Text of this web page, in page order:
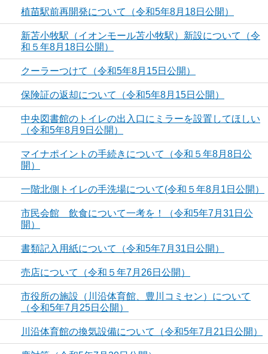
植苗駅前再開発について（令和5年8月18日公開）
新苫小牧駅（イオンモール苫小牧駅）新設について（令
和５年8月18日公開）
クーラーつけて（令和5年8月15日公開）
保険証の返却について（令和5年8月15日公開）
中央図書館のトイレの出入口にミラーを設置してほしい
（令和5年8月9日公開）
マイナポイントの手続きについて（令和５年8月8日公
開）
一階北側トイレの手洗場について(令和５年8月1日公開）
市民会館 飲食について一考を！（令和5年7月31日公
開）
書類記入用紙について（令和5年7月31日公開）
売店について（令和５年7月26日公開）
市役所の施設（川沿体育館、豊川コミセン）について
（令和5年7月25日公開）
川沿体育館の換気設備について（令和5年7月21日公開）